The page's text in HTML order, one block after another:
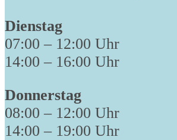
Dienstag
07:00 – 12:00 Uhr
14:00 – 16:00 Uhr
Donnerstag
08:00 – 12:00 Uhr
14:00 – 19:00 Uhr